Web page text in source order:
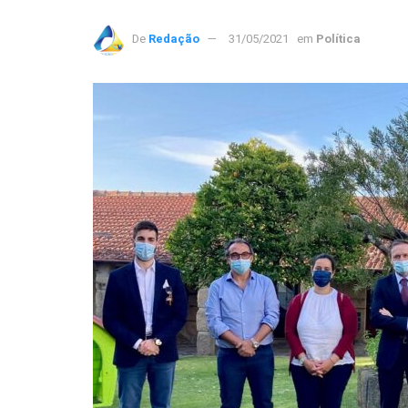
De Redação 31/05/2021 em Política